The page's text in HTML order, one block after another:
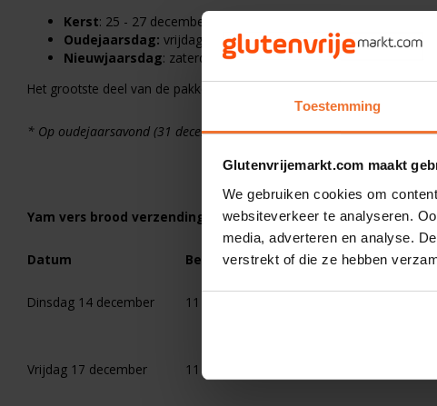
Toestemming
Glutenvrijemarkt.com maakt
We gebruiken cookies om
websiteverkeer te analyseren.
media, adverteren en analyse.
verstrekt of die ze hebben
Kerst: 25 - 27 december 2021
Oudejaarsdag: vrijdag 31 december 2021*
Nieuwjaarsdag: zaterdag 1 januari 2022
Het grootste deel van de pakketten die 31 december besteld worden,
* Op oudejaarsavond (31 december) bezorgt PostNL tot 18.00 uur.
Yam vers brood verzending:
Datum Besteld vóór Verzonden op
Dinsdag 14 december 11 uur
Vrijdag 17 december 11 uur